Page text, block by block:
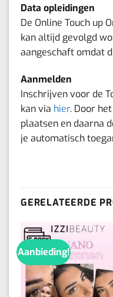
Data opleidingen
De Online Touch up
kan altijd gevolgd
aangeschaft omdat
Aanmelden
Inschrijven voor de
kan via hier. Door
plaatsen en daarna
je automatisch
GERELATEERDE
Aanbieding!